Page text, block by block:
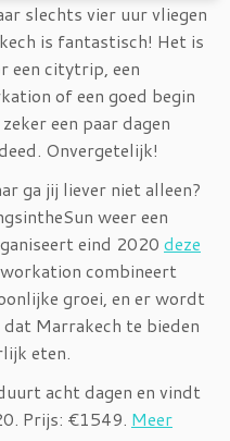
slechts vier uur vliegen
is fantastisch! Het is
een citytrip, een
of een goed begin
een paar dagen
Onvergetelijk!
ga jij liever niet alleen?
weer een
eind 2020 deze
combineert
groei, en er wordt
Marrakech te bieden
eten.
acht dagen en vindt
Prijs: €1549. Meer